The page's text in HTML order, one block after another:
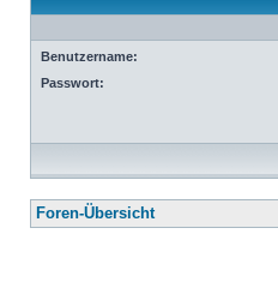
Benutzername:
Passwort:
Foren-Übersicht